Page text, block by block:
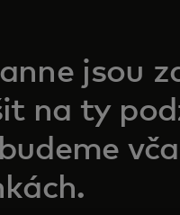
jsou
na ty